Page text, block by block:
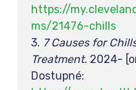
https://
ms/21476-chills
3. 7 Causes for
Treatment. 2024-
Dostupné: